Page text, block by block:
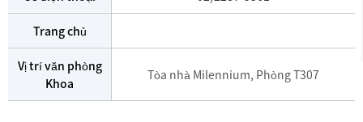
Trang chủ
Vị trí văn phòng
Khoa
Tòa nhà Milennium, Phòng T307